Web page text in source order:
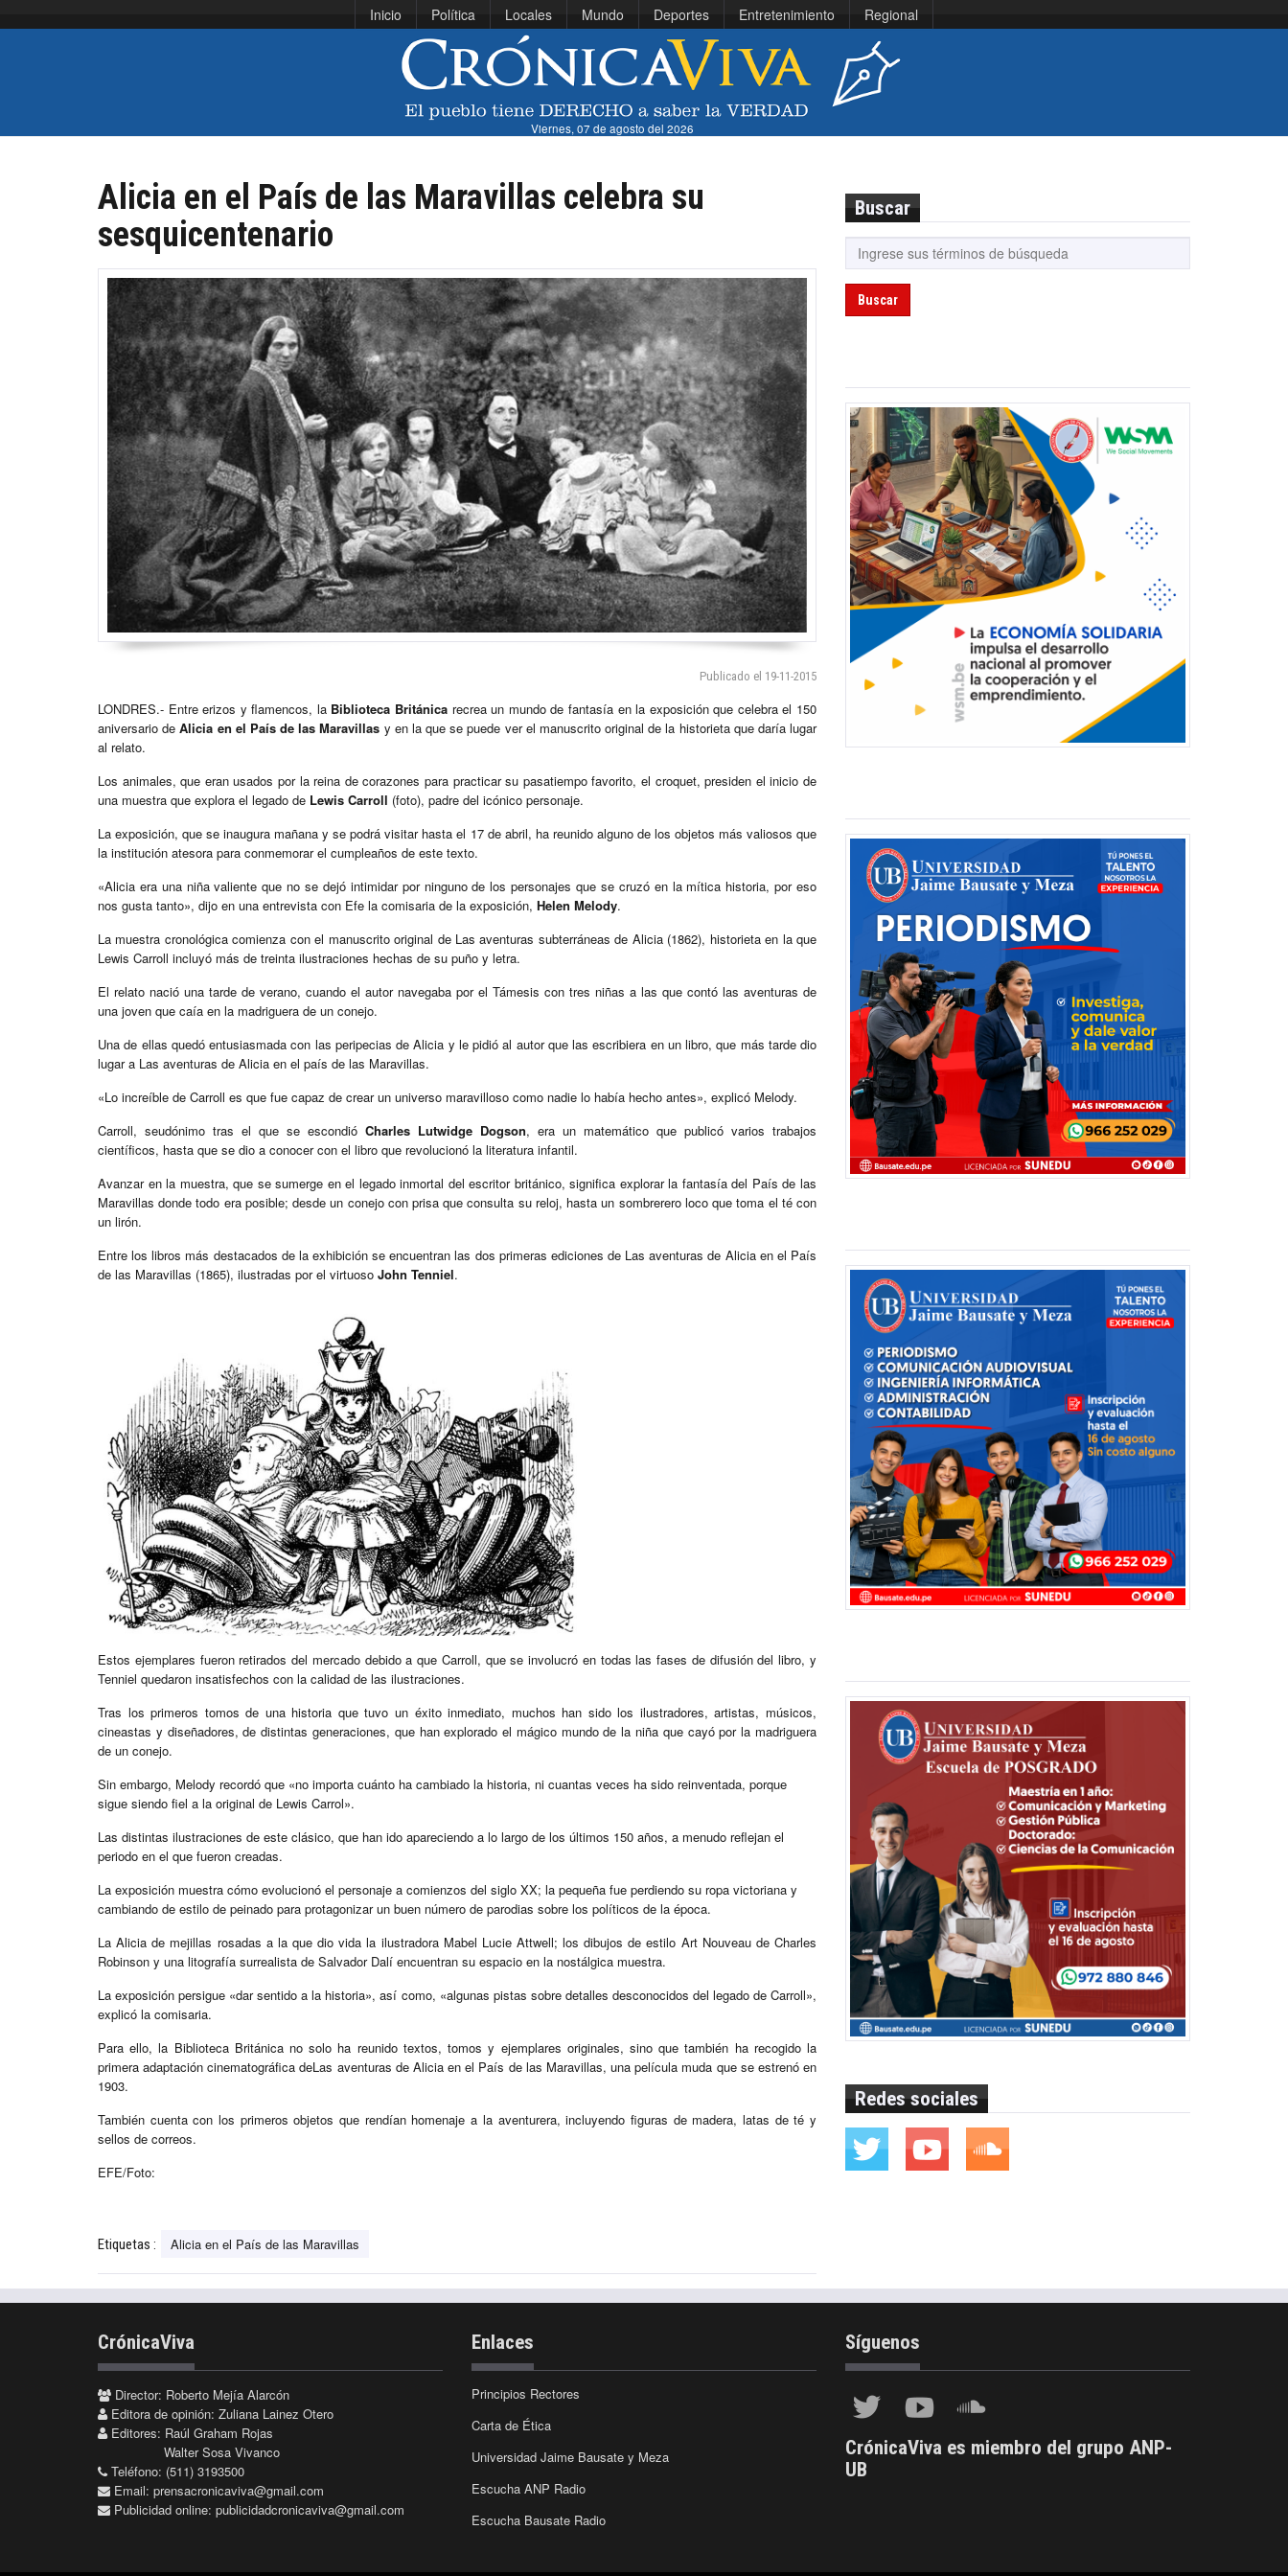
Inicio Política Locales Mundo Deportes Entretenimiento Regional
Viernes, 07 de agosto del 2026
Alicia en el País de las Maravillas celebra su
sesquicentenario
Publicado el 19-11-2015
LONDRES.- Entre erizos y flamencos, la Biblioteca Británica recrea un mundo de fantasía en la exposición que celebra el 150
aniversario deAlicia en el País de las Maravillas y en la que se puede ver el manuscrito original de la historieta que daría lugar
al relato.
Los animales, que eran usados por la reina de corazones para practicar su pasatiempo favorito, el croquet, presiden el inicio de
una muestra que explora el legado de Lewis Carroll (foto), padre del icónico personaje.
La exposición, que se inaugura mañana y se podrá visitar hasta el 17 de abril, ha reunido alguno de los objetos más valiosos que
la institución atesora para conmemorar el cumpleaños de este texto.
«Alicia era una niña valiente que no se dejó intimidar por ninguno de los personajes que se cruzó en la mítica historia, por eso
nos gusta tanto», dijo en una entrevista con Efe la comisaria de la exposición, Helen Melody.
La muestra cronológica comienza con el manuscrito original de Las aventuras subterráneas de Alicia (1862), historieta en la que
Lewis Carroll incluyó más de treinta ilustraciones hechas de su puño y letra.
El relato nació una tarde de verano, cuando el autor navegaba por el Támesis con tres niñas a las que contó las aventuras de
una joven que caía en la madriguera de un conejo.
Una de ellas quedó entusiasmada con las peripecias de Alicia y le pidió al autor que las escribiera en un libro, que más tarde dio
lugar a Las aventuras de Alicia en el país de las Maravillas.
«Lo increíble de Carroll es que fue capaz de crear un universo maravilloso como nadie lo había hecho antes», explicó Melody.
Carroll, seudónimo tras el que se escondió Charles Lutwidge Dogson, era un matemático que publicó varios trabajos
científicos, hasta que se dio a conocer con el libro que revolucionó la literatura infantil.
Avanzar en la muestra, que se sumerge en el legado inmortal del escritor británico, significa explorar la fantasía del País de las
Maravillas donde todo era posible; desde un conejo con prisa que consulta su reloj, hasta un sombrerero loco que toma el té con
un lirón.
Entre los libros más destacados de la exhibición se encuentran las dos primeras ediciones de Las aventuras de Alicia en el País
de las Maravillas (1865), ilustradas por el virtuoso John Tenniel.
Estos ejemplares fueron retirados del mercado debido a que Carroll, que se involucró en todas las fases de difusión del libro, y
Tenniel quedaron insatisfechos con la calidad de las ilustraciones.
Tras los primeros tomos de una historia que tuvo un éxito inmediato, muchos han sido los ilustradores, artistas, músicos,
cineastas y diseñadores, de distintas generaciones, que han explorado el mágico mundo de la niña que cayó por la madriguera
de un conejo.
Sin embargo, Melody recordó que «no importa cuánto ha cambiado la historia, ni cuantas veces ha sido reinventada, porque
sigue siendo fiel a la original de Lewis Carrol».
Las distintas ilustraciones de este clásico, que han ido apareciendo a lo largo de los últimos 150 años, a menudo reflejan el
periodo en el que fueron creadas.
La exposición muestra cómo evolucionó el personaje a comienzos del siglo XX; la pequeña fue perdiendo su ropa victoriana y
cambiando de estilo de peinado para protagonizar un buen número de parodias sobre los políticos de la época.
La Alicia de mejillas rosadas a la que dio vida la ilustradora Mabel Lucie Attwell; los dibujos de estilo Art Nouveau de Charles
Robinson y una litografía surrealista de Salvador Dalí encuentran su espacio en la nostálgica muestra.
La exposición persigue «dar sentido a la historia», así como, «algunas pistas sobre detalles desconocidos del legado de Carroll»,
explicó la comisaria.
Para ello, la Biblioteca Británica no solo ha reunido textos, tomos y ejemplares originales, sino que también ha recogido la
primera adaptación cinematográfica deLas aventuras de Alicia en el País de las Maravillas, una película muda que se estrenó en
1903.
También cuenta con los primeros objetos que rendían homenaje a la aventurera, incluyendo figuras de madera, latas de té y
sellos de correos.
EFE/Foto:
Etiquetas : Alicia en el País de las Maravillas
Buscar
Buscar
Redes sociales
CrónicaViva
Director: Roberto Mejía Alarcón
Editora de opinión: Zuliana Lainez Otero
Editores: Raúl Graham Rojas
Walter Sosa Vivanco
Teléfono: (511) 3193500
Email: prensacronicaviva@gmail.com
Publicidad online: publicidadcronicaviva@gmail.com
Enlaces
Principios Rectores
Carta de Ética
Universidad Jaime Bausate y Meza
Escucha ANP Radio
Escucha Bausate Radio
Síguenos
CrónicaViva es miembro del grupo ANP-
UB